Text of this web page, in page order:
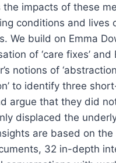
the impacts of these
conditions and lives
We build on Emma
of ‘care fixes’ and
notions of
to identify three
argue that they did
displaced the
are based on the
32 in-depth